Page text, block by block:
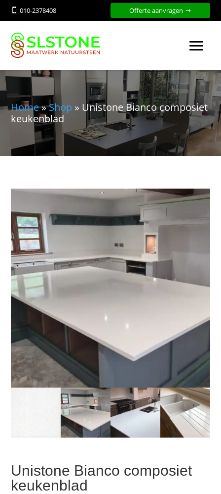
010-2378408 Offerte aanvragen
Home»Shop » Unistone Bianco composiet
keukenblad
Unistone Bianco composiet
keukenblad